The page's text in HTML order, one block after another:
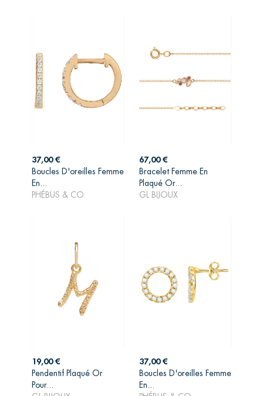
Prix
37,00 €
Boucles D'oreilles Femme
En...
PHÉBUS & CO
AJOUTER AU
Prix
67,00 €
Bracelet Femme En
Plaqué Or...
GL BIJOUX
AJOUTER AU
PANIER
Prix
19,00 €
Pendentif Plaqué Or
Pour...
AJOUTER AU
Prix
37,00 €
Boucles D'oreilles Femme
En...
AJOUTER AU